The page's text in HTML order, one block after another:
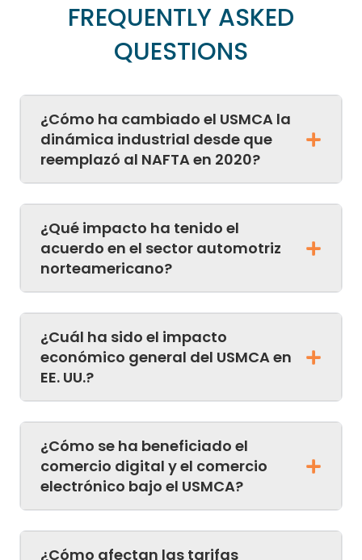
FREQUENTLY ASKED
QUESTIONS
¿Cómo ha cambiado el USMCA la
dinámica industrial desde que
reemplazó al NAFTA en 2020?
¿Qué impacto ha tenido el
acuerdo en el sector automotriz
norteamericano?
¿Cuál ha sido el impacto
económico general del USMCA en
EE. UU.?
¿Cómo se ha beneficiado el
comercio digital y el comercio
electrónico bajo el USMCA?
¿Cómo afectan las tarifas